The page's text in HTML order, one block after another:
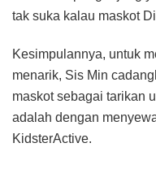
tak suka kalau maskot
Kesimpulannya, untuk
menarik, Sis Min
maskot sebagai tarikan
adalah dengan
KidsterActive.